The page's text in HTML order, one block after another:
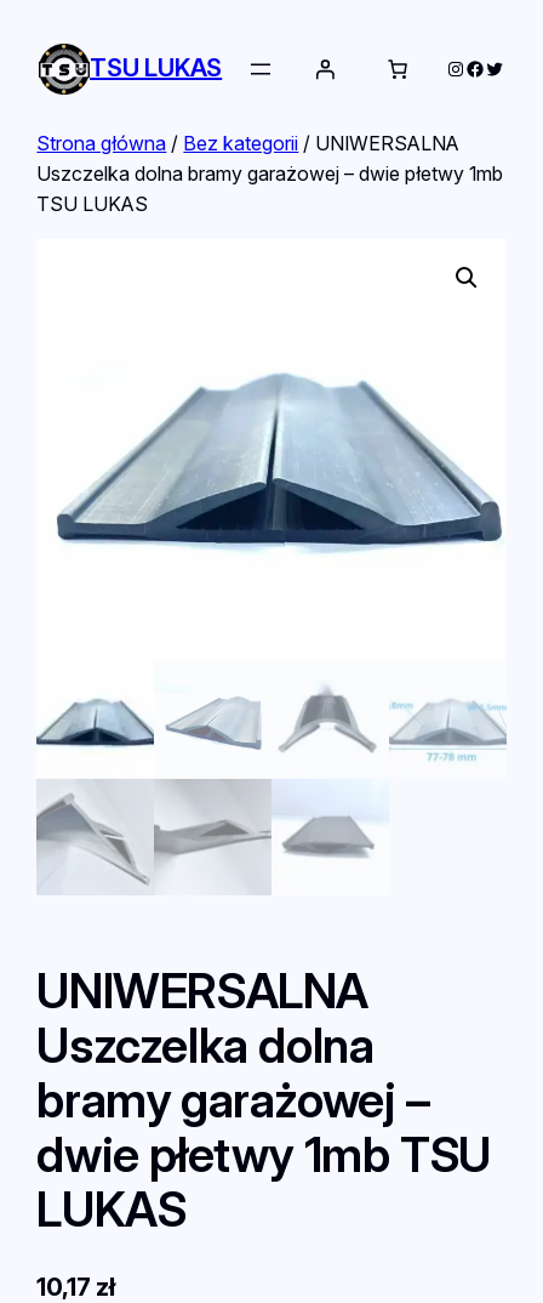
TSU LUKAS Instagram
Twitter
Strona główna / Bez kategorii / UNIWERSALNA
Uszczelka dolna bramy garażowej – dwie płetwy 1mb
TSU LUKAS
UNIWERSALNA
Uszczelka dolna
bramy garażowej –
dwie płetwy 1mb TSU
LUKAS
10,17 zł